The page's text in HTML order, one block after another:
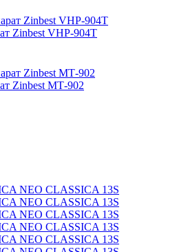
Zinbest VHP-904T
Zinbest МТ-902